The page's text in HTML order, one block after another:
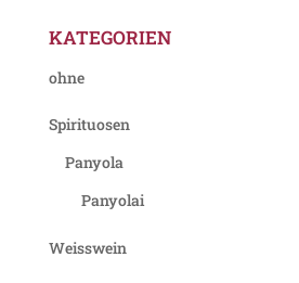
KATEGORIEN
ohne
Spirituosen
Panyola
Panyolai
Weisswein